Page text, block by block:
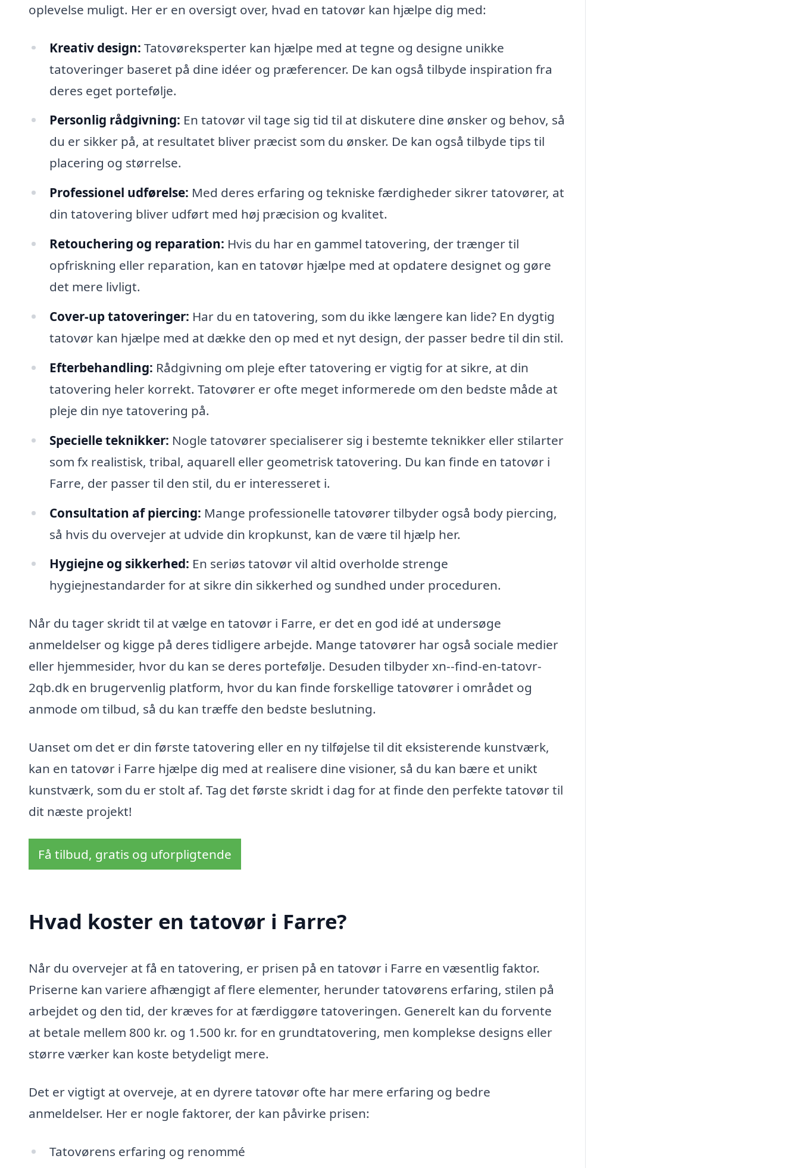
oplevelse muligt. Her er en oversigt over, hvad en tatovør kan hjælpe dig med:
Kreativ design: Tatovøreksperter kan hjælpe med at tegne og designe unikke
tatoveringer baseret på dine idéer og præferencer. De kan også tilbyde inspiration fra
deres eget portefølje.
Personlig rådgivning: En tatovør vil tage sig tid til at diskutere dine ønsker og behov, så
du er sikker på, at resultatet bliver præcist som du ønsker. De kan også tilbyde tips til
placering og størrelse.
Professionel udførelse: Med deres erfaring og tekniske færdigheder sikrer tatovører, at
din tatovering bliver udført med høj præcision og kvalitet.
Retouchering og reparation: Hvis du har en gammel tatovering, der trænger til
opfriskning eller reparation, kan en tatovør hjælpe med at opdatere designet og gøre
det mere livligt.
Cover-up tatoveringer: Har du en tatovering, som du ikke længere kan lide? En dygtig
tatovør kan hjælpe med at dække den op med et nyt design, der passer bedre til din stil.
Efterbehandling: Rådgivning om pleje efter tatovering er vigtig for at sikre, at din
tatovering heler korrekt. Tatovører er ofte meget informerede om den bedste måde at
pleje din nye tatovering på.
Specielle teknikker: Nogle tatovører specialiserer sig i bestemte teknikker eller stilarter
som fx realistisk, tribal, aquarell eller geometrisk tatovering. Du kan finde en tatovør i
Farre, der passer til den stil, du er interesseret i.
Consultation af piercing: Mange professionelle tatovører tilbyder også body piercing,
så hvis du overvejer at udvide din kropkunst, kan de være til hjælp her.
Hygiejne og sikkerhed: En seriøs tatovør vil altid overholde strenge
hygiejnestandarder for at sikre din sikkerhed og sundhed under proceduren.
Når du tager skridt til at vælge en tatovør i Farre, er det en god idé at undersøge
anmeldelser og kigge på deres tidligere arbejde. Mange tatovører har også sociale medier
eller hjemmesider, hvor du kan se deres portefølje. Desuden tilbyder xn--find-en-tatovr-
2qb.dk en brugervenlig platform, hvor du kan finde forskellige tatovører i området og
anmode om tilbud, så du kan træffe den bedste beslutning.
Uanset om det er din første tatovering eller en ny tilføjelse til dit eksisterende kunstværk,
kan en tatovør i Farre hjælpe dig med at realisere dine visioner, så du kan bære et unikt
kunstværk, som du er stolt af. Tag det første skridt i dag for at finde den perfekte tatovør til
dit næste projekt!
Få tilbud, gratis og uforpligtende
Hvad koster en tatovør i Farre?
Når du overvejer at få en tatovering, er prisen på en tatovør i Farre en væsentlig faktor.
Priserne kan variere afhængigt af flere elementer, herunder tatovørens erfaring, stilen på
arbejdet og den tid, der kræves for at færdiggøre tatoveringen. Generelt kan du forvente
at betale mellem 800 kr. og 1.500 kr. for en grundtatovering, men komplekse designs eller
større værker kan koste betydeligt mere.
Det er vigtigt at overveje, at en dyrere tatovør ofte har mere erfaring og bedre
anmeldelser. Her er nogle faktorer, der kan påvirke prisen:
Tatovørens erfaring og renommé